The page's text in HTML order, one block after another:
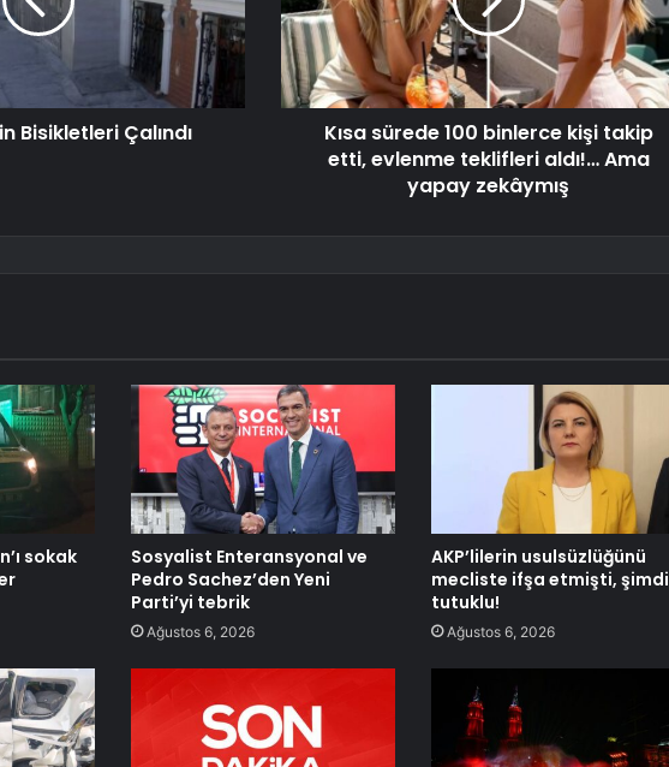
Bisikletleri Çalındı
Kısa sürede 100 binlerce kişi takip
etti, evlenme teklifleri aldı!… Ama
yapay zekâymış
sokak
Sosyalist Enteransyonal ve
Pedro Sachez’den Yeni
Parti’yi tebrik
Ağustos 6, 2026
AKP’lilerin usulsüzlüğünü
mecliste ifşa etmişti, şimdi
tutuklu!
Ağustos 6, 2026